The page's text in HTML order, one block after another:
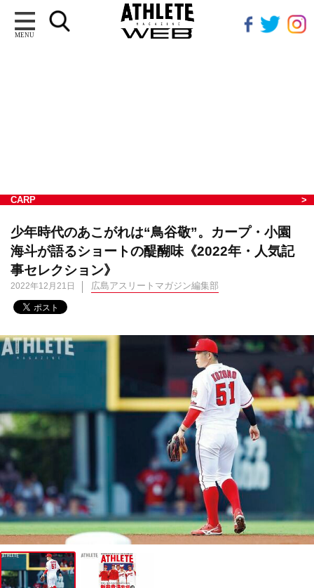
MENU
CARP
少年時代のあこがれは“鳥谷敬”。カープ・小園
海斗が語るショートの醍醐味《2022年・人気記
事セレクション》
2022年12月21日 広島アスリートマガジン編集部